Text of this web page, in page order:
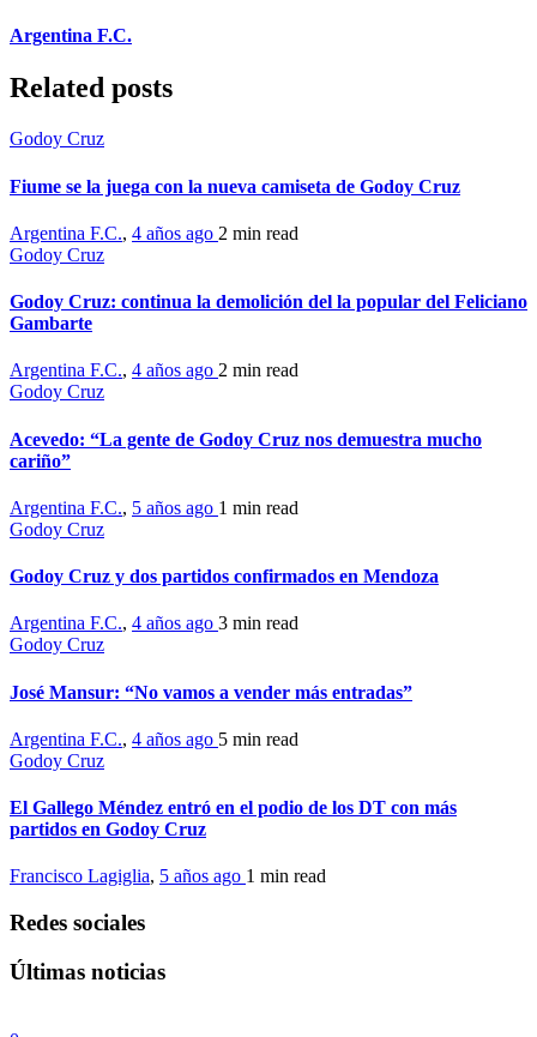
Argentina F.C.
Related posts
Godoy Cruz
Fiume se la juega con la nueva camiseta de Godoy Cruz
Argentina F.C., 4 años ago 2 min read
Godoy Cruz
Godoy Cruz: continua la demolición del la popular del Feliciano
Gambarte
Argentina F.C., 4 años ago 2 min read
Godoy Cruz
Acevedo: “La gente de Godoy Cruz nos demuestra mucho
cariño”
Argentina F.C., 5 años ago 1 min read
Godoy Cruz
Godoy Cruz y dos partidos confirmados en Mendoza
Argentina F.C., 4 años ago 3 min read
Godoy Cruz
José Mansur: “No vamos a vender más entradas”
Argentina F.C., 4 años ago 5 min read
Godoy Cruz
El Gallego Méndez entró en el podio de los DT con más
partidos en Godoy Cruz
Francisco Lagiglia, 5 años ago 1 min read
Redes sociales
Últimas noticias